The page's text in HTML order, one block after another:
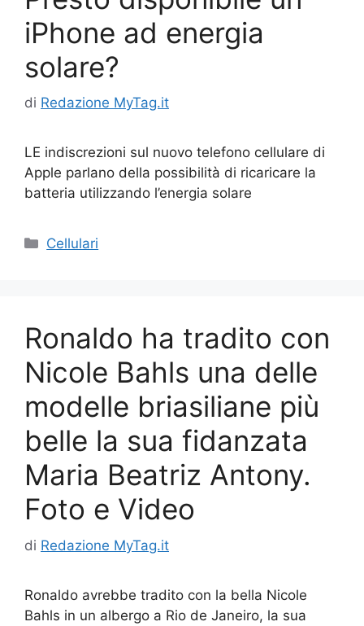
iPhone ad energia
solare?
di Redazione MyTag.it
LE indiscrezioni sul nuovo telefono cellulare di
Apple parlano della possibilità di ricaricare la
batteria utilizzando l’energia solare
Categorie
Cellulari
Ronaldo ha tradito con
Nicole Bahls una delle
modelle briasiliane più
belle la sua fidanzata
Maria Beatriz Antony.
Foto e Video
di Redazione MyTag.it
Ronaldo avrebbe tradito con la bella Nicole
Bahls in un albergo a Rio de Janeiro, la sua